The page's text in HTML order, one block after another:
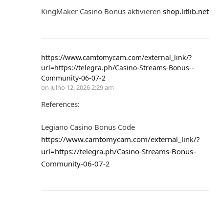
KingMaker Casino Bonus aktivieren shop.litlib.net
https://www.camtomycam.com/external_link/?
url=https://telegra.ph/Casino-Streams-Bonus--
Community-06-07-2
on julho 12, 2026 2:29 am
References:
Legiano Casino Bonus Code
https://www.camtomycam.com/external_link/?
url=https://telegra.ph/Casino-Streams-Bonus–
Community-06-07-2